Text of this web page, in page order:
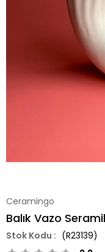
Ceramingo
Balık Vazo
(R23139)